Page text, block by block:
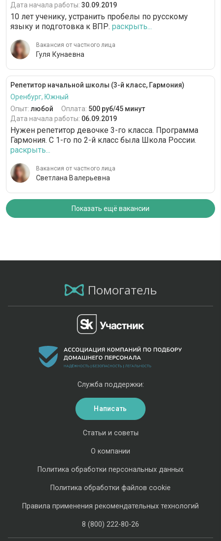
Дата начала работы: 30.09.2019
10 лет ученику, устранить пробелы по русскому
языку и подготовка к ВПР. раскрыть...
Вакансия от частного лица
Гуля Кунаевна
Репетитор начальной школы (3-й класс, Гармония)
Оренбург, Южный
Опыт: любой Оплата: 500 руб/45 минут
Дата начала работы: 06.09.2019
Нужен репетитор девочке 3-го класса. Программа
Гармония. С 1-го по 2-й класс была Школа России.
раскрыть...
Вакансия от частного лица
Светлана Валерьевна
Показать ещё вакансии
Помогатель
Статьи и советы
О компании
Политика обработки персональных данных
Политика обработки файлов cookie
Правила применения рекомендательных технологий
8 (800) 222-80-26
Служба поддержки:
Написать